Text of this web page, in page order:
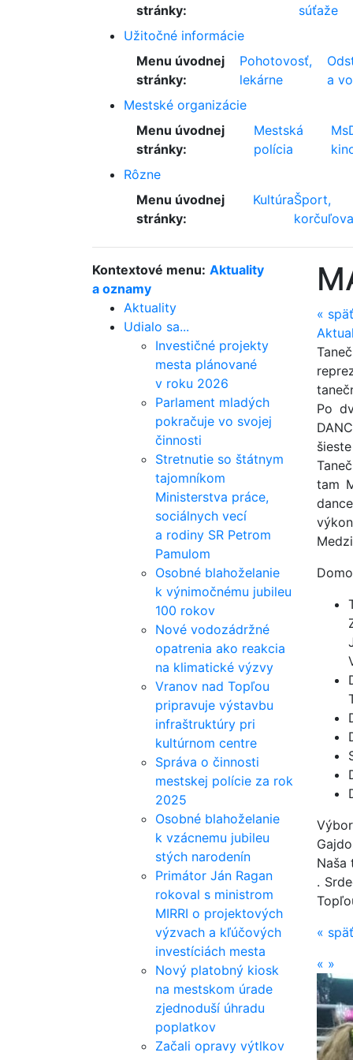
stránky:
súťaže
Užitočné informácie
Menu úvodnej
stránky:
Pohotovosť,
lekárne
a
Mestské organizácie
Menu úvodnej
stránky:
Mestská
polícia
Rôzne
Menu úvodnej
stránky:
KultúraŠport,
Kontextové menu: Aktuality
a oznamy
Aktuality
Udialo sa...
Investičné projekty
mesta plánované
v roku 2026
Parlament mladých
pokračuje vo svojej
činnosti
Stretnutie so štátnym
tajomníkom
Ministerstva práce,
sociálnych vecí
a rodiny SR Petrom
Pamulom
Osobné blahoželanie
k výnimočnému jubileu
100 rokov
Nové vodozádržné
opatrenia ako reakcia
na klimatické výzvy
Vranov nad Topľou
pripravuje výstavbu
infraštruktúry pri
kultúrnom centre
Správa o činnosti
mestskej polície za rok
2025
Osobné blahoželanie
k vzácnemu jubileu
stých narodenín
Primátor Ján Ragan
rokoval s ministrom
MIRRI o projektových
výzvach a kľúčových
investíciách mesta
Nový platobný kiosk
na mestskom úrade
zjednoduší úhradu
poplatkov
Začali opravy výtlkov
« späť
Po
tam
Naša
.
« späť
« »